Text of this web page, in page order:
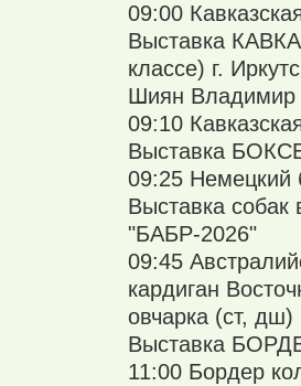
09:00
Выставка
классе) г.
Шиян Владимир
09:10
Выставка
09:25 Немецкий
Выставка собак
"БАБР-2026"
09:45
кардиган
овчарка (ст,
Выставка
11:00 Бордер